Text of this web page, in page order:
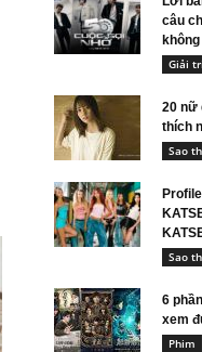
câu
Giải
20 nữ
thích
Sao
Sao
6
xem
Phim